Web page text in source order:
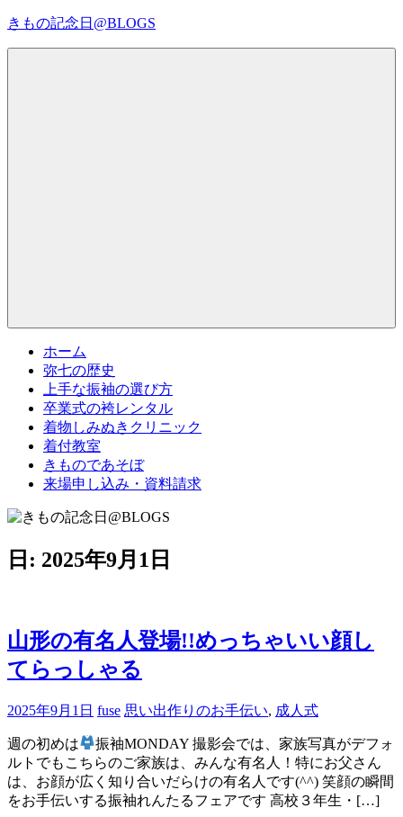
コ
きもの記念日@BLOGS
す。
ホーム
弥七の歴史
上手な振袖の選び方
卒業式の袴レンタル
着物しみぬきクリニック
着付教室
きものであそぼ
来場申し込み・資料請求
日: 2025年9月1日
山形の有名人登場!!めっちゃいい顔し
てらっしゃる
2025年9月1日 fuse 思い出作りのお手伝い, 成人式
週の初めは
振袖MONDAY 撮影会では、家族写真がデフォ
ルトでもこちらのご家族は、みんな有名人！特にお父さん
は、お顔が広く知り合いだらけの有名人です(^^) 笑顔の瞬間
をお手伝いする振袖れんたるフェアです 高校３年生・[…]